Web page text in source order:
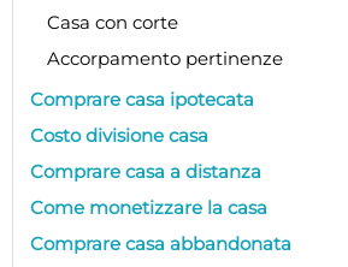
Casa con corte
Accorpamento pertinenze
Comprare casa ipotecata
Costo divisione casa
Comprare casa a distanza
Come monetizzare la casa
Comprare casa abbandonata